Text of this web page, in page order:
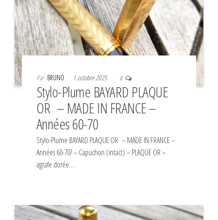
Par BRUNO 1 octobre 2025 0
Stylo-Plume BAYARD PLAQUE
OR – MADE IN FRANCE –
Années 60-70
Stylo-Plume BAYARD PLAQUE OR – MADE IN FRANCE –
Années 60-70? – Capuchon (intact) – PLAQUE OR –
agrafe dorée…